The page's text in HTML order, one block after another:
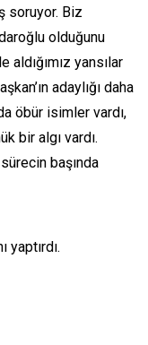
soruyor. Biz
olduğunu
yansılar
adaylığı daha
öbür isimler vardı,
bir algı vardı.
başında
yaptırdı.